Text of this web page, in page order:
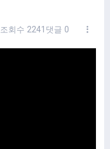
조회수 2241 댓글 0